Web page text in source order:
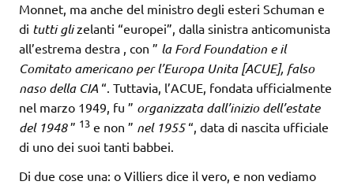
Monnet, ma anche del ministro degli esteri Schuman e
di tutti glizelanti “europei”, dalla sinistra anticomunista
all’estrema destra , con ” la Ford Foundation e il
Comitato americano per l’Europa Unita [ACUE], falso
naso della CIA “. Tuttavia, l’ACUE, fondata ufficialmente
nel marzo 1949, fu ” organizzata dall’inizio dell’estate
del 1948” 13 e non ” nel 1955“, data di nascita ufficiale
di uno dei suoi tanti babbei.
Di due cose una: o Villiers dice il vero, e non vediamo